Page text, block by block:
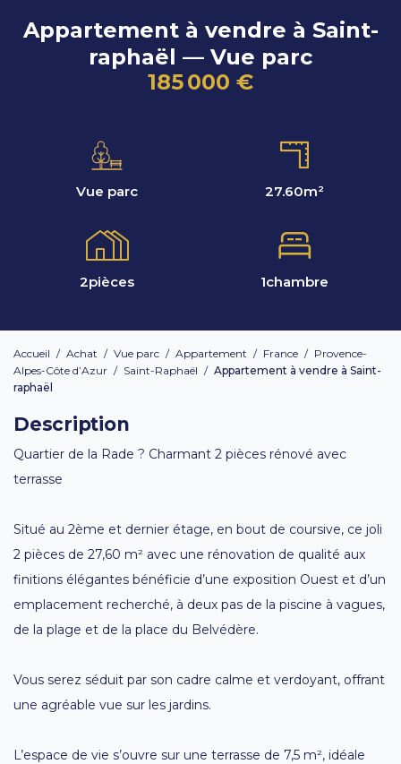
Appartement à vendre à Saint-
raphaël — Vue parc
185 000 €
Vue parc 27.60m²
2pièces 1chambre
Accueil / Achat / Vue parc / Appartement / France / Provence-
Alpes-Côte d’Azur / Saint-Raphaël / Appartement à vendre à Saint-
raphaël
Description
Quartier de la Rade ? Charmant 2 pièces rénové avec
terrasse
Situé au 2ème et dernier étage, en bout de coursive, ce joli
2 pièces de 27,60 m² avec une rénovation de qualité aux
finitions élégantes bénéficie d’une exposition Ouest et d’un
emplacement recherché, à deux pas de la piscine à vagues,
de la plage et de la place du Belvédère.
Vous serez séduit par son cadre calme et verdoyant, offrant
une agréable vue sur les jardins.
L’espace de vie s’ouvre sur une terrasse de 7,5 m², idéale